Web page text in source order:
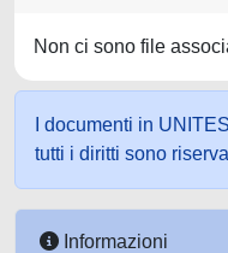
Non ci sono file
I documenti in
tutti i diritti sono
Informazioni